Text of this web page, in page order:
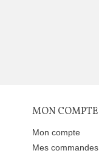
MON COMPTE
Mon compte
Mes commandes